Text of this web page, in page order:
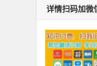
详情扫码加微